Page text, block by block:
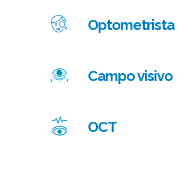
Optometrista
Campo visivo
OCT